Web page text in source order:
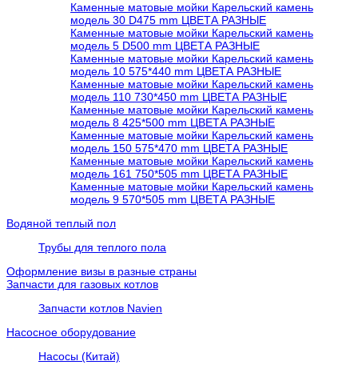
Каменные матовые мойки Карельский камень
модель 30 D475 mm ЦВЕТА РАЗНЫЕ
Каменные матовые мойки Карельский камень
модель 5 D500 mm ЦВЕТА РАЗНЫЕ
Каменные матовые мойки Карельский камень
модель 10 575*440 mm ЦВЕТА РАЗНЫЕ
Каменные матовые мойки Карельский камень
модель 110 730*450 mm ЦВЕТА РАЗНЫЕ
Каменные матовые мойки Карельский камень
модель 8 425*500 mm ЦВЕТА РАЗНЫЕ
Каменные матовые мойки Карельский камень
модель 150 575*470 mm ЦВЕТА РАЗНЫЕ
Каменные матовые мойки Карельский камень
модель 161 750*505 mm ЦВЕТА РАЗНЫЕ
Каменные матовые мойки Карельский камень
модель 9 570*505 mm ЦВЕТА РАЗНЫЕ
Водяной теплый пол
Трубы для теплого пола
Оформление визы в разные страны
Запчасти для газовых котлов
Запчасти котлов Navien
Насосное оборудование
Насосы (Китай)